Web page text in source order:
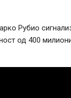
Рубио
од 400